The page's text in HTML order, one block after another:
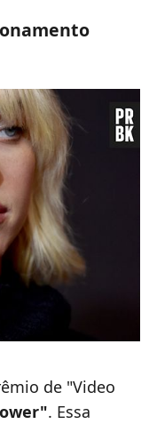
de "Video
. Essa